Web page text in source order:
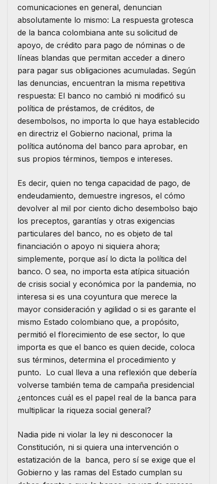
comunicaciones en general, denuncian
absolutamente lo mismo: La respuesta grotesca
de la banca colombiana ante su solicitud de
apoyo, de crédito para pago de nóminas o de
líneas blandas que permitan acceder a dinero
para pagar sus obligaciones acumuladas. Según
las denuncias, encuentran la misma repetitiva
respuesta: El banco no cambió ni modificó su
política de préstamos, de créditos, de
desembolsos, no importa lo que haya establecido
en directriz el Gobierno nacional, prima la
política autónoma del banco para aprobar, en
sus propios términos, tiempos e intereses.
Es decir, quien no tenga capacidad de pago, de
endeudamiento, demuestre ingresos, el cómo
devolver al mil por ciento dicho desembolso bajo
los preceptos, garantías y otras exigencias
particulares del banco, no es objeto de tal
financiación o apoyo ni siquiera ahora;
simplemente, porque así lo dicta la política del
banco. O sea, no importa esta atípica situación
de crisis social y económica por la pandemia, no
interesa si es una coyuntura que merece la
mayor consideración y agilidad o si es garante el
mismo Estado colombiano que, a propósito,
permitió el florecimiento de ese sector, lo que
importa es que el banco es quien decide, coloca
sus términos, determina el procedimiento y
punto. Lo cual lleva a una reflexión que debería
volverse también tema de campaña presidencial
¿entonces cuál es el papel real de la banca para
multiplicar la riqueza social general?
Nadia pide ni violar la ley ni desconocer la
Constitución, ni si quiera una intervención o
estatización de la banca, pero sí se exige que el
Gobierno y las ramas del Estado cumplan su